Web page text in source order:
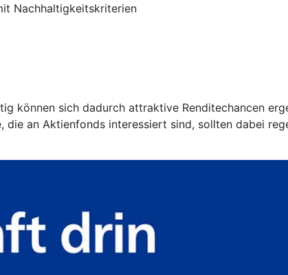
Nachhaltigkeitskriterien
können sich dadurch attraktive Renditechancen
an Aktienfonds interessiert sind, sollten dabei